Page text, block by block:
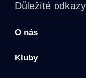
Důležité odkazy
O nás
Kluby